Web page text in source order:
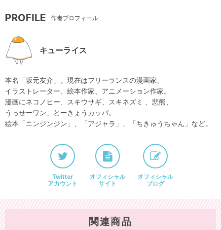
PROFILE 作者プロフィール
キューライス
本名「坂元友介」。現在はフリーランスの漫画家、
イラストレーター、絵本作家、アニメーション作家。
漫画にネコノヒー、スキウサギ、スキネズミ 、悲熊、
うっせーワン、とーきょうカッパ。
絵本「ニンジンジン」、「アジャラ」、「ちきゅうちゃん」など。
Twitter
アカウント
オフィシャル
サイト
オフィシャル
ブログ
関連商品